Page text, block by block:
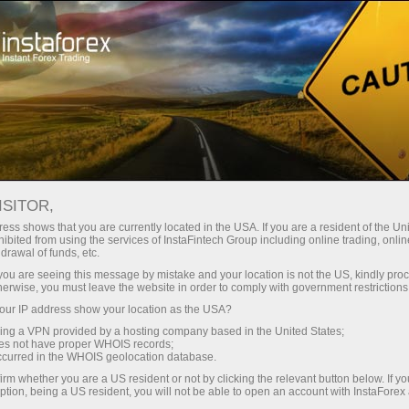
Трейдерам Форекс обзоры Торговый план
30.04.2026: Аналитические
обзоры Форекс: Видеообзор рынка,
торговые рекомендации, ответы на
вопросы
shows that you are currently located in the USA. If you are a resident of the
from using the services of InstaFintech Group including online trading,
of funds, etc.
are seeing this message by mistake and your location is not the US, kindly
you must leave the website in order to comply with government
IP address show your location as the USA?
a VPN provided by a hosting company based in the United States;
not have proper WHOIS records;
in the WHOIS geolocation database.
whether you are a US resident or not by clicking the relevant button below. If
being a US resident, you will not be able to open an account with InstaForex